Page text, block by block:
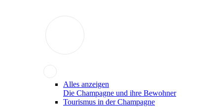
Alles anzeigen
Die Champagne und ihre Bewohner
Tourismus in der Champagne